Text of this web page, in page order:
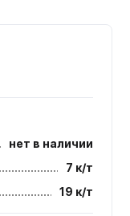
нет в наличии
7 к/т
19 к/т